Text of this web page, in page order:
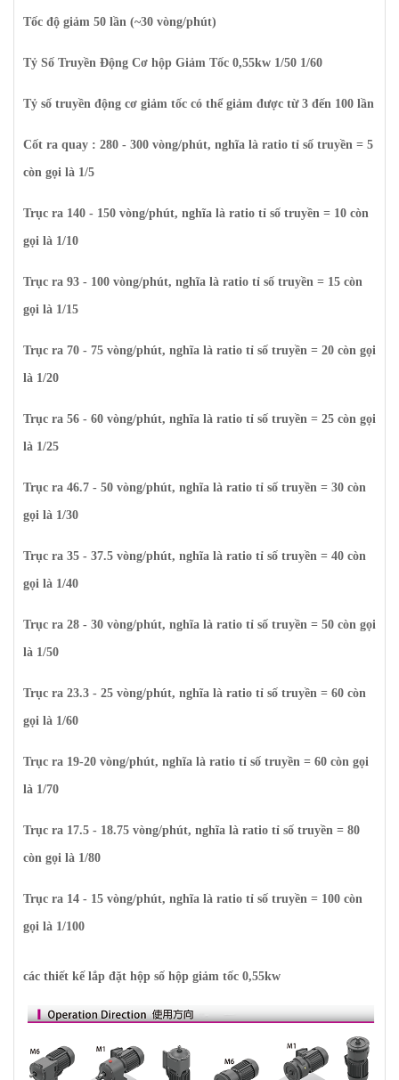
Tốc độ giảm 50 lần (~30 vòng/phút)
Tỷ Số Truyền Động Cơ hộp Giảm Tốc 0,55kw 1/50 1/60
Tỷ số truyền động cơ giảm tốc có thể giảm được từ 3 đến 100 lần
Cốt ra quay : 280 - 300 vòng/phút, nghĩa là ratio tỉ số truyền = 5
còn gọi là 1/5
Trục ra 140 - 150 vòng/phút, nghĩa là ratio tỉ số truyền = 10 còn
gọi là 1/10
Trục ra 93 - 100 vòng/phút, nghĩa là ratio tỉ số truyền = 15 còn
gọi là 1/15
Trục ra 70 - 75 vòng/phút, nghĩa là ratio tỉ số truyền = 20 còn gọi
là 1/20
Trục ra 56 - 60 vòng/phút, nghĩa là ratio tỉ số truyền = 25 còn gọi
là 1/25
Trục ra 46.7 - 50 vòng/phút, nghĩa là ratio tỉ số truyền = 30 còn
gọi là 1/30
Trục ra 35 - 37.5 vòng/phút, nghĩa là ratio tỉ số truyền = 40 còn
gọi là 1/40
Trục ra 28 - 30 vòng/phút, nghĩa là ratio tỉ số truyền = 50 còn gọi
là 1/50
Trục ra 23.3 - 25 vòng/phút, nghĩa là ratio tỉ số truyền = 60 còn
gọi là 1/60
Trục ra 19-20 vòng/phút, nghĩa là ratio tỉ số truyền = 60 còn gọi
là 1/70
Trục ra 17.5 - 18.75 vòng/phút, nghĩa là ratio tỉ số truyền = 80
còn gọi là 1/80
Trục ra 14 - 15 vòng/phút, nghĩa là ratio tỉ số truyền = 100 còn
gọi là 1/100
các thiết kế lắp đặt hộp số hộp giảm tốc 0,55kw